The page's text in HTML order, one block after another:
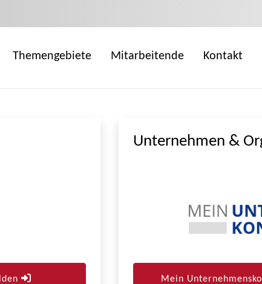
Themengebiete Mitarbeitende Kontakt
Unternehmen &
Mein